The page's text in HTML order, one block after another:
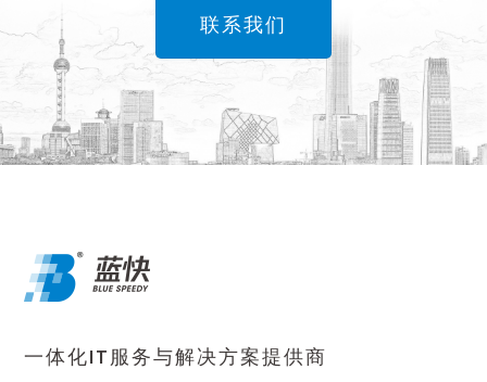
联系我们
一体化IT服务与解决方案提供商